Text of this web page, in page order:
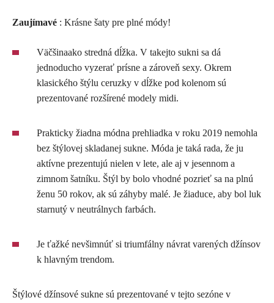
Zaujímavé : Krásne šaty pre plné módy!
Väčšinaako stredná dĺžka. V takejto sukni sa dá
jednoducho vyzerať prísne a zároveň sexy. Okrem
klasického štýlu ceruzky v dĺžke pod kolenom sú
prezentované rozšírené modely midi.
Prakticky žiadna módna prehliadka v roku 2019 nemohla
bez štýlovej skladanej sukne. Móda je taká rada, že ju
aktívne prezentujú nielen v lete, ale aj v jesennom a
zimnom šatníku. Štýl by bolo vhodné pozrieť sa na plnú
ženu 50 rokov, ak sú záhyby malé. Je žiaduce, aby bol luk
starnutý v neutrálnych farbách.
Je ťažké nevšimnúť si triumfálny návrat varených džínsov
k hlavným trendom.
Štýlové džínsové sukne sú prezentované v tejto sezóne v